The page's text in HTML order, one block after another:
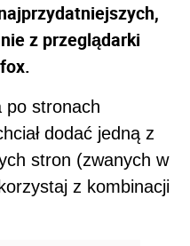
z przeglądarki
po stronach
dodać jedną z
stron (zwanych w
z kombinacji